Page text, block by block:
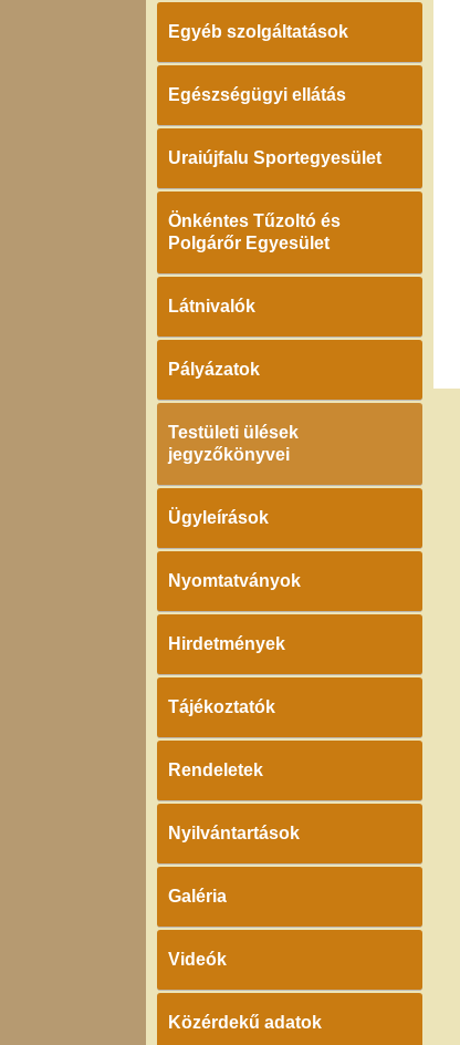
Egyéb szolgáltatások
Egészségügyi ellátás
Uraiújfalu Sportegyesület
Önkéntes Tűzoltó és
Polgárőr Egyesület
Látnivalók
Pályázatok
Testületi ülések
jegyzőkönyvei
Ügyleírások
Nyomtatványok
Hirdetmények
Tájékoztatók
Rendeletek
Nyilvántartások
Galéria
Videók
Közérdekű adatok